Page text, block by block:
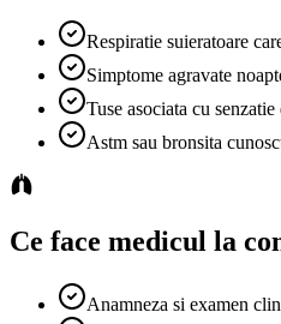
Respiratie suieratoare
Simptome agravate
Tuse asociata cu
Astm sau bronsita
Ce face medicul la
Anamneza si examen